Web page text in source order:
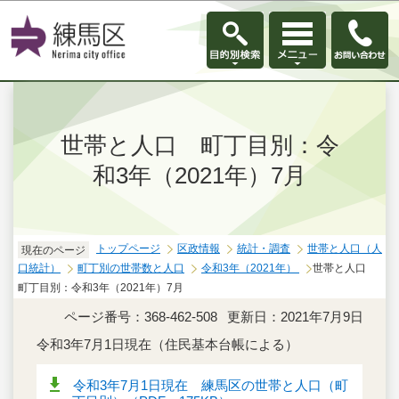
このページの本文へ移動
世帯と人口 町丁目別：令
和3年（2021年）7月
現在のページ トップページ 区政情報 統計・調査
世帯と人口（人
口統計）
町丁別の世帯数と人口 令和3年（2021年）
世帯と人口
町丁目別：令和3年（2021年）7月
ページ番号：368-462-508
更新日：2021年7月9日
令和3年7月1日現在（住民基本台帳による）
令和3年7月1日現在 練馬区の世帯と人口（町